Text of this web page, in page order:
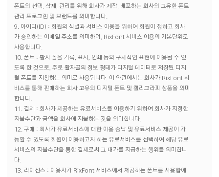
폰트의 선택, 삭제, 관리를 위해 회사가 제작, 배포하는 회사의 고유한 폰트
관리 프로그램 및 브랜드를 의미합니다.
9. 아이디(ID) : 회원의 식별과 서비스 이용을 위하여 회원이 정하고 회사
가 승인하는 이메일 주소를 의미하며, RixFont 서비스 이용의 기본단위로
사용합니다.
10. 폰트 : 활자 꼴을 기록, 표시, 인쇄 등의 구체적인 표현에 이용될 수 있
도록 한 것으로, 주로 활자꼴의 정보 형태가 디지털 데이터로 저장된 디지
털 폰트를 지칭하는 의미로 사용됩니다. 이 약관에서는 회사가 RixFont 서
비스를 통해 판매하는 회사 고유의 디지털 폰트 및 캘리그라피 상품을 의미
합니다.
11. 결제 : 회사가 제공하는 유료서비스를 이용하기 위하여 회사가 지정한
지불수단과 금액을 회사에 지불하는 것을 의미합니다.
12. 구매 : 회사가 유료서비스에 대한 이용 승낙 및 유료서비스 제공이 가
능할 수 있도록 회원이 이용하고자 하는 유료서비스를 선택하여 해당 유료
서비스의 지불수단을 통한 결제로써 그 대가를 지급하는 행위를 의미합니
다.
13. 라이선스 : 이용자가 RixFont 서비스에서 제공하는 폰트를 사용함에